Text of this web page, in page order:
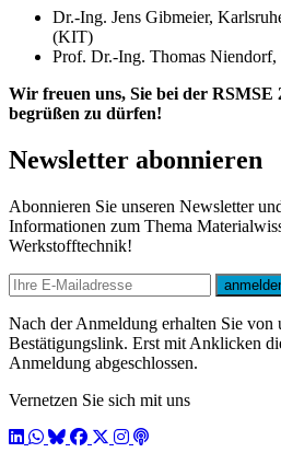
Dr.-Ing. Jens Gibmeier,
(KIT)
Prof. Dr.-Ing. Thomas Niendorf,
Wir freuen uns, Sie bei der RSMSE
begrüßen zu dürfen!
Newsletter abonnieren
Abonnieren Sie unseren Newsletter
Informationen zum Thema
Werkstofftechnik!
E-mail
Nach der Anmeldung erhalten Sie
Bestätigungslink. Erst mit Anklicken
Anmeldung abgeschlossen.
Vernetzen Sie sich mit uns
LinkedIn
WhatsApp
BlueSky
Facebook
X / Twitter
Instagram
Podcast